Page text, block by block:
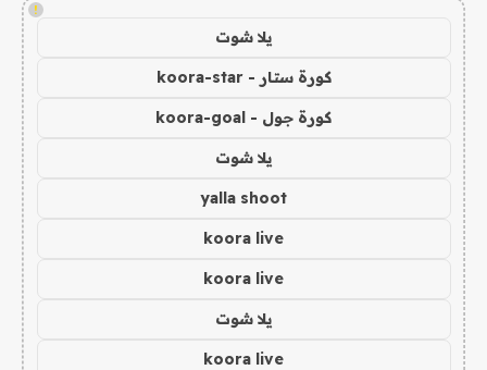
!
يلا شوت
كورة ستار - koora-star
كورة جول - koora-goal
يلا شوت
yalla shoot
koora live
koora live
يلا شوت
koora live